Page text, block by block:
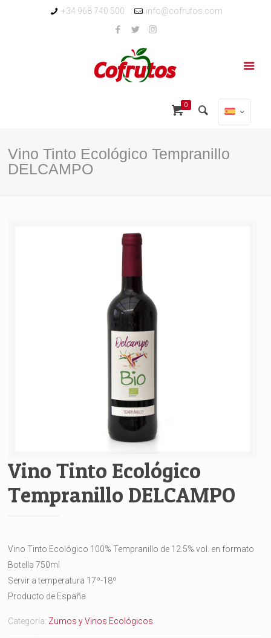
+34 968 740 500 info@cofrutos.com
0
Vino Tinto Ecológico Tempranillo
DELCAMPO
Vino Tinto Ecológico
Tempranillo DELCAMPO
Vino Tinto Ecológico 100% Tempranillo de 12.5% vol. en formato
Botella 750ml
Servir a temperatura 17º-18º
Producto de España
Categoría: Zumos y Vinos Ecológicos